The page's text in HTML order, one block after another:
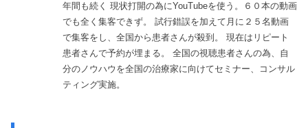
年間も続く 現状打開の為にYouTubeを使う。６０本の動画
でも全く集客できず。 試行錯誤を加えて月に２５名動画
で集客をし、全国から患者さんが殺到。 現在はリピート
患者さんで予約が埋まる。 全国の視聴患者さんの為、自
分のノウハウを全国の治療家に向けてセミナー、コンサル
ティング実施。